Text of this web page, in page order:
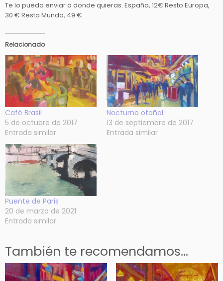
Te lo puedo enviar a donde quieras. España, 12€ Resto Europa,
30 € Resto Mundo, 49 €
Relacionado
Café Brasil
5 de octubre de 2017
Entrada similar
Nocturno otoñal
13 de septiembre de 2017
Entrada similar
Puente de Paris
20 de marzo de 2021
Entrada similar
También te recomendamos…